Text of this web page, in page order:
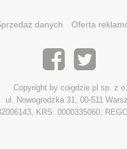
danych Oferta
Copyright by coigdzie.pl sp. z
ul. Nowogrodzka 31, 00-511
KRS: 0000335060,